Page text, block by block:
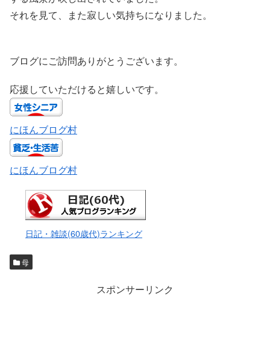
それを見て、また寂しい気持ちになりました。
ブログにご訪問ありがとうございます。
応援していただけると嬉しいです。
にほんブログ村
にほんブログ村
日記・雑談(60歳代)ランキング
母
スポンサーリンク